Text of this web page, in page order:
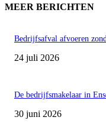
MEER BERICHTEN
Bedrijfsafval afvoeren
24 juli 2026
De bedrijfsmakelaar in
30 juni 2026